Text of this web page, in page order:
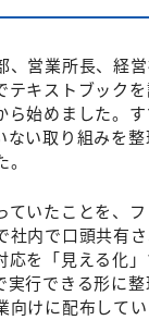
、営業所長、経
テキストブック
ら始めました。
ない取り組みを
ていたことを、
社内で口頭共有
応を「見える化
実行できる形に
向けに配布して